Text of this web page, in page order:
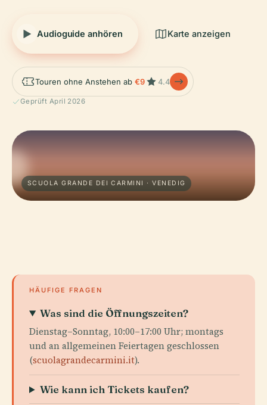
Audioguide anhören Karte anzeigen
Touren ohne Anstehen ab €9 4.4
Geprüft April 2026
SCUOLA GRANDE DEI CARMINI · VENEDIG
HÄUFIGE FRAGEN
Was sind die Öffnungszeiten?
Dienstag–Sonntag, 10:00–17:00 Uhr; montags
und an allgemeinen Feiertagen geschlossen
(scuolagrandecarmini.it).
Wie kann ich Tickets kaufen?